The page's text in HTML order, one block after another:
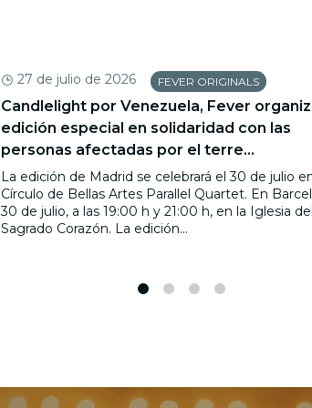
27 de julio de 2026 FEVER ORIGINALS
Candlelight por Venezuela, Fever
edición especial en solidaridad con las
personas afectadas por el terre...
La edición de Madrid se celebrará el 30 de julio
Círculo de Bellas Artes Parallel Quartet. En
30 de julio, a las 19:00 h y 21:00 h, en la Iglesia del
Sagrado Corazón. La edición...